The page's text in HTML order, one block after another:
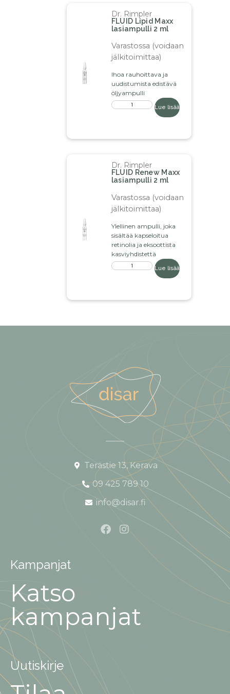
Dr. Rimpler
FLUID Lipid Maxx
lasiampulli 2 ml
Varastossa (voidaan
jälkitoimittaa)
Ihoa rauhoittava ja
uudistumista edistävä
öljyampulli
Lue lisää
Dr. Rimpler
FLUID Renew Maxx
lasiampulli 2 ml
Varastossa (voidaan
jälkitoimittaa)
Ylellinen ampulli, joka
sisältää kapseloitua
retinolia ja eksoottista
kasviyhdistettä
Lue lisää
Terästie 13, Kerava
09 425 789 10
info@disar.fi
Kampanjat
Katso
kampanjat
Uutiskirje